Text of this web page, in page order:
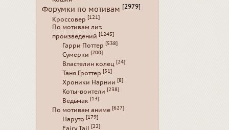
Форумки по мотивам [2979]
Кроссовер [121]
По мотивам лит.
произведений [1245]
Гарри Поттер [538]
Сумерки [200]
Властелин колец [24]
Таня Гроттер [51]
Хроники Нарнии [8]
Коты-воители [238]
Ведьмак [13]
По мотивам аниме [627]
Наруто [179]
Fairy Tail [22]